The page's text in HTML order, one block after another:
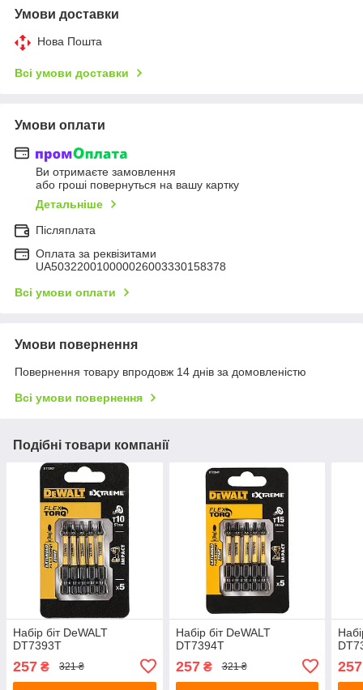
Умови доставки
Нова Пошта
Всі умови доставки
Умови оплати
Ви отримаєте замовлення
або гроші повернуться на вашу картку
Детальніше
Післяплата
Оплата за реквізитами
UA503220010000026003330158378
Всі умови оплати
Умови повернення
Повернення товару впродовж 14 днів за домовленістю
Всі умови повернення
Подібні товари компанії
Набір біт DeWALT
DT7393T
257 ₴ 321 ₴
Набір біт DeWALT
DT7394T
257₴ 321 ₴ 257